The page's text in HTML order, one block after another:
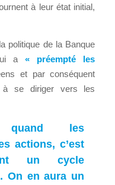
à leur état initial,
politique de la Banque
qui a« préempté les
et par conséquent
à se diriger vers les
quand les
actions, c’est
un cycle
On en aura un